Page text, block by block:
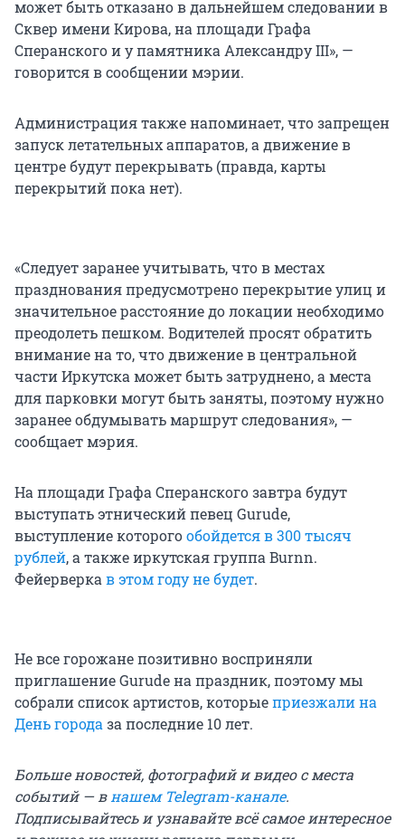
может быть отказано в дальнейшем следовании в
Сквер имени Кирова, на площади Графа
Сперанского и у памятника Александру III», —
говорится в сообщении мэрии.
Администрация также напоминает, что запрещен
запуск летательных аппаратов, а движение в
центре будут перекрывать (правда, карты
перекрытий пока нет).
«Следует заранее учитывать, что в местах
празднования предусмотрено перекрытие улиц и
значительное расстояние до локации необходимо
преодолеть пешком. Водителей просят обратить
внимание на то, что движение в центральной
части Иркутска может быть затруднено, а места
для парковки могут быть заняты, поэтому нужно
заранее обдумывать маршрут следования», —
сообщает мэрия.
На площади Графа Сперанского завтра будут
выступать этнический певец Gurude,
выступление которогообойдется в 300 тысяч
рублей, а также иркутская группа Burnn.
Фейерверкав этом году не будет.
Не все горожане позитивно восприняли
приглашение Gurude на праздник, поэтому мы
собрали список артистов, которыеприезжали на
День городаза последние 10 лет.
Больше новостей, фотографий и видео с места
событий — внашем Telegram-канале.
Подписывайтесь и узнавайте всё самое интересное